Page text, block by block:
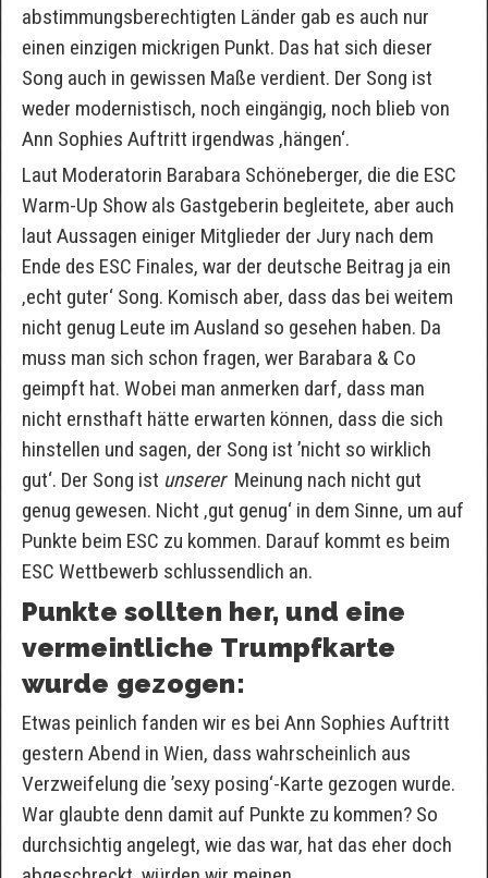
abstimmungsberechtigten Länder gab es auch nur
einen einzigen mickrigen Punkt. Das hat sich dieser
Song auch in gewissen Maße verdient. Der Song ist
weder modernistisch, noch eingängig, noch blieb von
Ann Sophies Auftritt irgendwas ‚hängen‘.
Laut Moderatorin Barabara Schöneberger, die die ESC
Warm-Up Show als Gastgeberin begleitete, aber auch
laut Aussagen einiger Mitglieder der Jury nach dem
Ende des ESC Finales, war der deutsche Beitrag ja ein
‚echt guter‘ Song. Komisch aber, dass das bei weitem
nicht genug Leute im Ausland so gesehen haben. Da
muss man sich schon fragen, wer Barabara & Co
geimpft hat. Wobei man anmerken darf, dass man
nicht ernsthaft hätte erwarten können, dass die sich
hinstellen und sagen, der Song ist ’nicht so wirklich
gut‘. Der Song ist unserer Meinung nach nicht gut
genug gewesen. Nicht ‚gut genug‘ in dem Sinne, um auf
Punkte beim ESC zu kommen. Darauf kommt es beim
ESC Wettbewerb schlussendlich an.
Punkte sollten her, und eine
vermeintliche Trumpfkarte
wurde gezogen:
Etwas peinlich fanden wir es bei Ann Sophies Auftritt
gestern Abend in Wien, dass wahrscheinlich aus
Verzweifelung die ’sexy posing‘-Karte gezogen wurde.
War glaubte denn damit auf Punkte zu kommen? So
durchsichtig angelegt, wie das war, hat das eher doch